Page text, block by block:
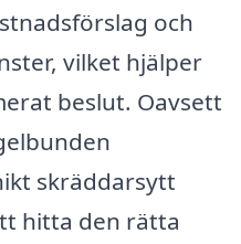
och
vilket hjälper
beslut. Oavsett
skräddarsytt
hitta den rätta